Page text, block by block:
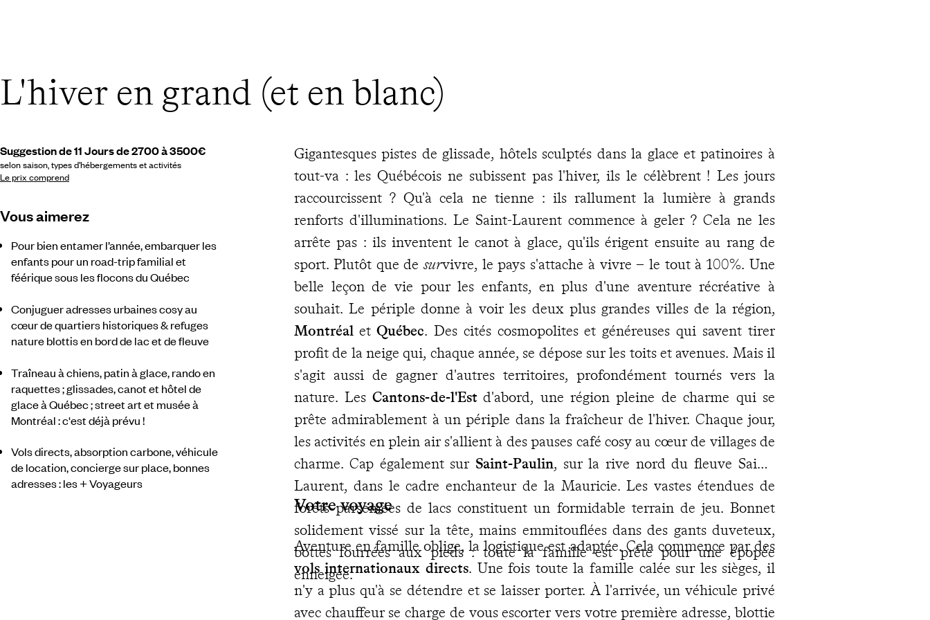
L'hiver en grand (et en blanc)
Suggestion de 11 Jours de 2700 à 3500€
selon saison, types d’hébergements et activités
Le prix comprend
Vous aimerez
Pour bien entamer l’année, embarquer les
enfants pour un road-trip familial et
féérique sous les flocons du Québec
Conjuguer adresses urbaines cosy au
cœur de quartiers historiques & refuges
nature blottis en bord de lac et de fleuve
Traîneau à chiens, patin à glace, rando en
raquettes ; glissades, canot et hôtel de
glace à Québec ; street art et musée à
Montréal : c'est déjà prévu !
Vols directs, absorption carbone, véhicule
de location, concierge sur place, bonnes
adresses : les + Voyageurs
Gigantesques pistes de glissade, hôtels sculptés dans la glace et patinoires à
tout-va : les Québécois ne subissent pas l'hiver, ils le célèbrent ! Les jours
raccourcissent ? Qu'à cela ne tienne : ils rallument la lumière à grands
renforts d'illuminations. Le Saint-Laurent commence à geler ? Cela ne les
arrête pas : ils inventent le canot à glace, qu'ils érigent ensuite au rang de
sport. Plutôt que de survivre, le pays s'attache à vivre – le tout à 100%. Une
belle leçon de vie pour les enfants, en plus d'une aventure récréative à
souhait. Le périple donne à voir les deux plus grandes villes de la région,
Montréal et Québec. Des cités cosmopolites et généreuses qui savent tirer
profit de la neige qui, chaque année, se dépose sur les toits et avenues. Mais il
s'agit aussi de gagner d'autres territoires, profondément tournés vers la
nature. Les Cantons-de-l'Estd'abord, une région pleine de charme qui se
prête admirablement à un périple dans la fraîcheur de l'hiver. Chaque jour,
les activités en plein air s'allient à des pauses café cosy au cœur de villages de
charme. Cap également sur Saint-Paulin, sur la rive nord du fleuve Saint-
Laurent, dans le cadre enchanteur de la Mauricie. Les vastes étendues de
forêts parsemées de lacs constituent un formidable terrain de jeu. Bonnet
solidement vissé sur la tête, mains emmitouflées dans des gants duveteux,
bottes fourrées aux pieds : toute la famille est prête pour une épopée
enneigée.
Votre voyage
Aventure en famille oblige, la logistique est adaptée. Cela commence par des
vols internationaux directs. Une fois toute la famille calée sur les sièges, il
n'y a plus qu'à se détendre et se laisser porter. À l'arrivée, un véhicule privé
avec chauffeur se charge de vous escorter vers votre première adresse, blottie